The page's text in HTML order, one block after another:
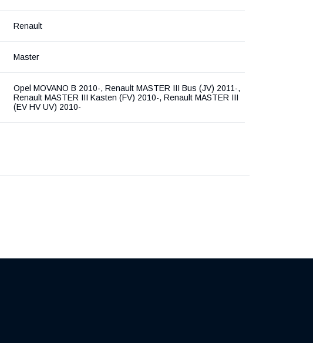
Renault
Master
Opel MOVANO B 2010-, Renault MASTER III Bus (JV) 2011-,
Renault MASTER III Kasten (FV) 2010-, Renault MASTER III
(EV HV UV) 2010-